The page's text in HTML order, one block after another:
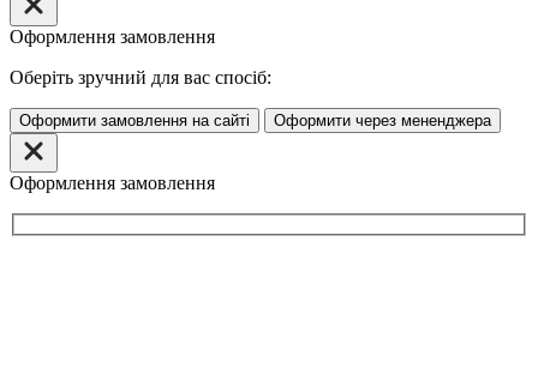
Оформлення замовлення
Оберіть зручний для вас спосіб:
Оформити замовлення на сайті Оформити через мененджера
Оформлення замовлення